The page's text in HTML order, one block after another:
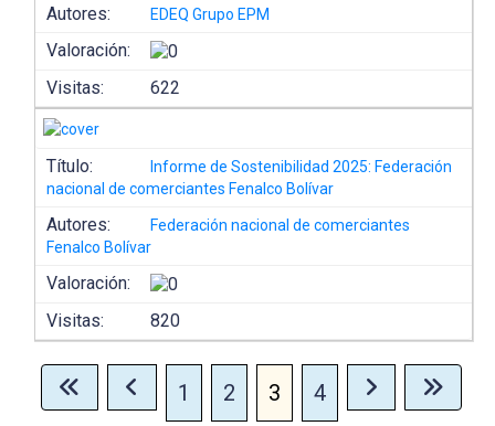
Autores: EDEQ Grupo EPM
Valoración:
Visitas:
622
Título:
Informe de Sostenibilidad 2025: Federación
nacional de comerciantes Fenalco Bolívar
Autores:
Federación nacional de comerciantes
Fenalco Bolívar
Valoración:
Visitas:
820
1 2 3 4